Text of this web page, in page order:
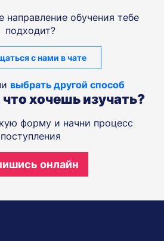
направление обучения тебе
подходит?
с нами в чате
выбрать другой способ
хочешь изучать?
форму и начни процесс
поступления
онлайн